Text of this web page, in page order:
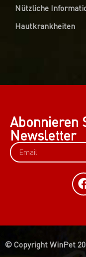
Nützliche
Hautkrankheiten
Abonnieren
Newsletter
© Copyright WinPet